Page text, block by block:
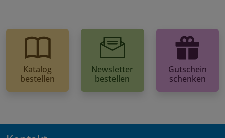
Katalog
bestellen
Newsletter
bestellen
Gutschein
schenken